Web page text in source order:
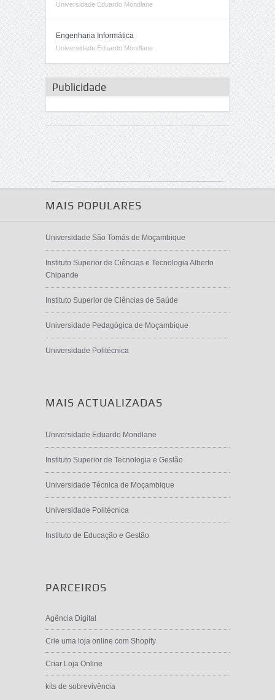
Universidade Eduardo Mondlane
Engenharia Informática
Universidade Eduardo Mondlane
Publicidade
MAIS POPULARES
Universidade São Tomás de Moçambique
Instituto Superior de Ciências e Tecnologia Alberto
Chipande
Instituto Superior de Ciências de Saúde
Universidade Pedagógica de Moçambique
Universidade Politécnica
MAIS ACTUALIZADAS
Universidade Eduardo Mondlane
Instituto Superior de Tecnologia e Gestão
Universidade Técnica de Moçambique
Universidade Politécnica
Instituto de Educação e Gestão
PARCEIROS
Agência Digital
Crie uma loja online com Shopify
Criar Loja Online
kits de sobrevivência